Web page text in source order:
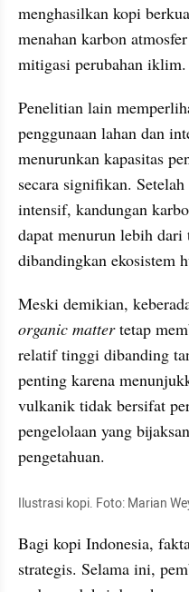
menghasilkan kopi
menahan karbon
mitigasi perubahan iklim.
Penelitian lain
penggunaan lahan dan
menurunkan kapasitas
secara signifikan.
intensif, kandungan
dapat menurun lebih dari
dibandingkan ekosistem
Meski demikian,
organic matter tetap
relatif tinggi dibanding
penting karena
vulkanik tidak bersifat
pengelolaan yang
pengetahuan.
Ilustrasi kopi. Foto: Marian
Bagi kopi Indonesia,
strategis. Selama ini,